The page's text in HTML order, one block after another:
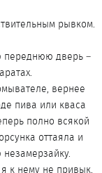
рывком.
переднюю дверь –
вернее
пива или кваса
полно всякой
оттаяла и
к нему не привык,